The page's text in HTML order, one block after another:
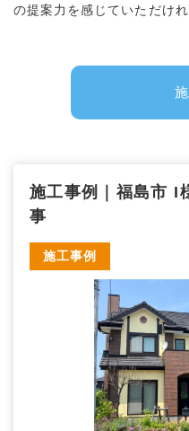
の提案力を感じていただけれ
施工事例｜福島市 I
事
施工事例